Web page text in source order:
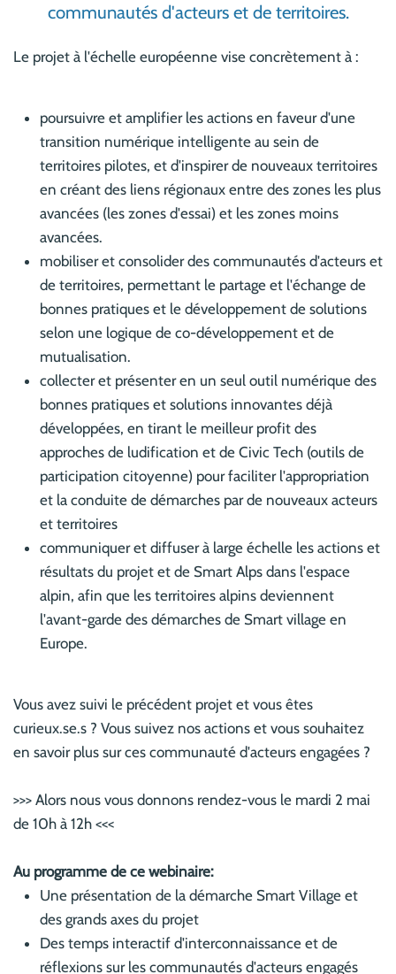
communautés d'acteurs et de territoires.
Le projet à l'échelle européenne vise concrètement à :
poursuivre et amplifier les actions en faveur d'une
transition numérique intelligente au sein de
territoires pilotes, et d'inspirer de nouveaux territoires
en créant des liens régionaux entre des zones les plus
avancées (les zones d'essai) et les zones moins
avancées.
mobiliser et consolider des communautés d'acteurs et
de territoires, permettant le partage et l'échange de
bonnes pratiques et le développement de solutions
selon une logique de co-développement et de
mutualisation.
collecter et présenter en un seul outil numérique des
bonnes pratiques et solutions innovantes déjà
développées, en tirant le meilleur profit des
approches de ludification et de Civic Tech (outils de
participation citoyenne) pour faciliter l'appropriation
et la conduite de démarches par de nouveaux acteurs
et territoires
communiquer et diffuser à large échelle les actions et
résultats du projet et de Smart Alps dans l'espace
alpin, afin que les territoires alpins deviennent
l'avant-garde des démarches de Smart village en
Europe.
Vous avez suivi le précédent projet et vous êtes
curieux.se.s ? Vous suivez nos actions et vous souhaitez
en savoir plus sur ces communauté d'acteurs engagées ?
>>> Alors nous vous donnons rendez-vous le mardi 2 mai
de 10h à 12h <<<
Au programme de ce webinaire:
Une présentation de la démarche Smart Village et
des grands axes du projet
Des temps interactif d'interconnaissance et de
réflexions sur les communautés d'acteurs engagés